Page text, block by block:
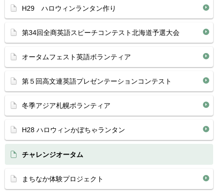
H29 ハロウィンランタン作り
第34回全商英語スピーチコンテスト北海道予選大会
オータムフェスト英語ボランティア
第５回高文連英語プレゼンテーションコンテスト
冬季アジア札幌ボランティア
H28 ハロウィンかぼちゃランタン
チャレンジオータム
まちなか体験プロジェクト